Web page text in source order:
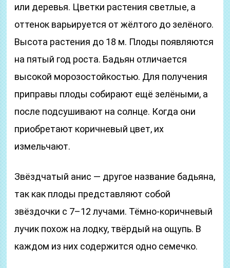
или деревья. Цветки растения светлые, а
оттенок варьируется от жёлтого до зелёного.
Высота растения до 18 м. Плоды появляются
на пятый год роста. Бадьян отличается
высокой морозостойкостью. Для получения
приправы плоды собирают ещё зелёными, а
после подсушивают на солнце. Когда они
приобретают коричневый цвет, их
измельчают.
Звёздчатый анис — другое название бадьяна,
так как плоды представляют собой
звёздочки с 7–12 лучами. Тёмно-коричневый
лучик похож на лодку, твёрдый на ощупь. В
каждом из них содержится одно семечко.